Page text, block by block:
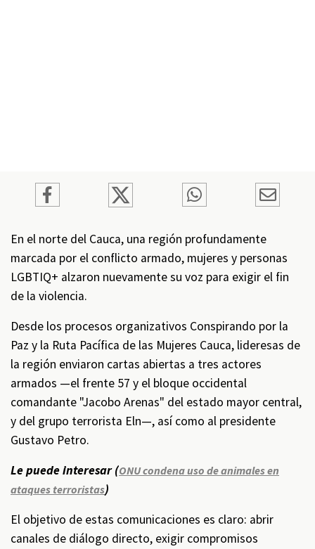
En el norte del Cauca, una región profundamente
marcada por el conflicto armado, mujeres y personas
LGBTIQ+ alzaron nuevamente su voz para exigir el fin
de la violencia.
Desde los procesos organizativos Conspirando por la
Paz y la Ruta Pacífica de las Mujeres Cauca, lideresas de
la región enviaron cartas abiertas a tres actores
armados —el frente 57 y el bloque occidental
comandante "Jacobo Arenas" del estado mayor central,
y del grupo terrorista Eln—, así como al presidente
Gustavo Petro.
Le puede interesar (ONU condena uso de animales en
ataques terroristas)
El objetivo de estas comunicaciones es claro: abrir
canales de diálogo directo, exigir compromisos